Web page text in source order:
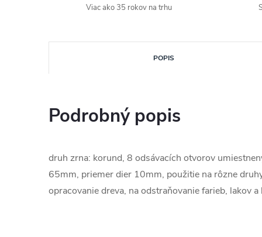
Viac ako 35 rokov na trhu
POPIS
Podrobný popis
druh zrna: korund, 8 odsávacích otvorov
65mm, priemer dier 10mm, použitie na rôzne
opracovanie dreva, na odstraňovanie farieb, lakov a